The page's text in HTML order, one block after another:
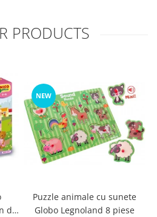
PRODUCTS
de
NEW
Puzzle animale cu sunete
Globo Legnoland 8 piese